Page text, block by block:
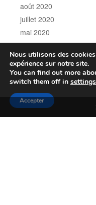
août 2020
juillet 2020
mai 2020
mars 2020
janvier 2020
octobre 2019
septembre 2019
juillet 2019
février 2019
Nous utilisons des
expérience sur notre site.
You can find out more
switch them off in settings
Accepter